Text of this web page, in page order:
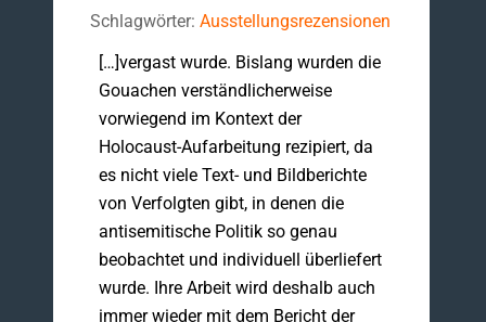
Schlagwörter: Ausstellungsrezensionen
[…]vergast wurde. Bislang wurden die
Gouachen verständlicherweise
vorwiegend im Kontext der
Holocaust-Aufarbeitung rezipiert, da
es nicht viele Text- und Bildberichte
von Verfolgten gibt, in denen die
antisemitische Politik so genau
beobachtet und individuell überliefert
wurde. Ihre Arbeit wird deshalb auch
immer wieder mit dem Bericht der